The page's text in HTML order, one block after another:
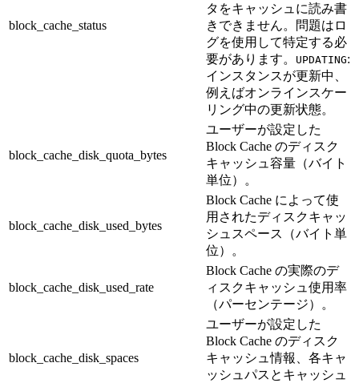
block_cache_status
タをキャッシュに読み書
きできません。問題はロ
グを使用して特定する必
要があります。
UPDATING:
インスタンスが更新中、
例えばオンラインスケー
リング中の更新状態。
block_cache_disk_quota_bytes
ユーザーが設定した
Block Cache のディスク
キャッシュ容量（バイト
単位）。
block_cache_disk_used_bytes
Block Cache によって使
用されたディスクキャッ
シュスペース（バイト単
位）。
block_cache_disk_used_rate
Block Cache の実際のデ
ィスクキャッシュ使用率
（パーセンテージ）。
block_cache_disk_spaces
ユーザーが設定した
Block Cache のディスク
キャッシュ情報、各キャ
ッシュパスとキャッシュ